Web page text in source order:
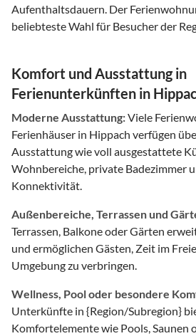
Aufenthaltsdauern. Der
beliebteste Wahl für Besucher der
Komfort und Ausstattung in
Ferienunterkünften in
Moderne Ausstattung:Viele
Ferienhäuser in Hippach verfügen
Ausstattung wie voll ausgestattete
Wohnbereiche, private Badezimmer
Konnektivität.
Außenbereiche, Terrassen und
Terrassen, Balkone oder Gärten
und ermöglichen Gästen, Zeit im
Umgebung zu verbringen.
Wellness, Pool oder besondere
Unterkünfte in {Region/Subregion}
Komfortelemente wie Pools, Saunen